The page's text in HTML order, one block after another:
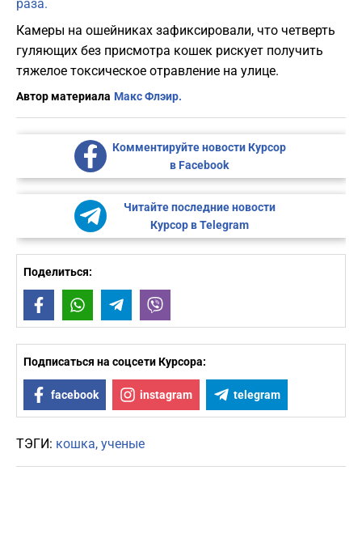
раза.
Камеры на ошейниках зафиксировали, что четверть
гуляющих без присмотра кошек рискует получить
тяжелое токсическое отравление на улице.
Автор материала Макс Флэир.
Комментируйте новости Курсор
в Facebook
Читайте последние новости
Курсор в Telegram
Поделиться:
FacebookWhatsAppTelegram
Подписаться на соцсети Курсора:
facebook instagram telegram
ТЭГИ: кошка ученые